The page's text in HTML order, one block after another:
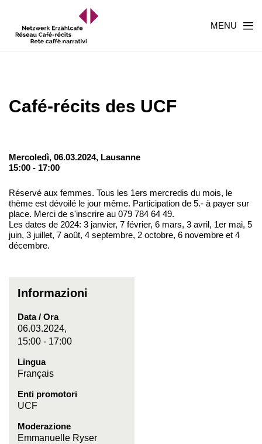
MENU
Café-récits des UCF
Mercoledì, 06.03.2024, Lausanne
15:00 - 17:00
Réservé aux femmes. Tous les 1ers mercredis du mois, le
thème est dévoilé le jour même. Participation de 5.- à payer sur
place. Merci de s'inscrire au 079 784 64 49.
Les dates de 2024: 3 janvier, 7 février, 6 mars, 3 avril, 1er mai, 5
juin, 3 juillet, 7 août, 4 septembre, 2 octobre, 6 novembre et 4
décembre.
Informazioni
Data / Ora
06.03.2024,
15:00 - 17:00
Lingua
Français
Enti promotori
UCF
Moderazione
Emmanuelle Ryser